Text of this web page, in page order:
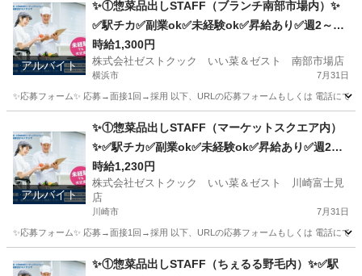
アルバイト
✨①惣菜品出しSTAFF（ブランチ南部市場内）✨
✅駅チカ✅副業ok✅未経験ok✅昇給あり✅週2～ok
✅扶養内ok
時給1,300円
株式会社ゼストクック いい菜＆ゼスト 南部市場店
横浜市 7月31日
✨応募フォーム✨ 応募→面接1回→採用 以下、URLの応募フォームもしくは 電話にて
キッチン
アルバイト
✨①惣菜品出しSTAFF（マーケットスクエア内）
✨✅駅チカ✅副業ok✅未経験ok✅昇給あり✅週2～
ok✅扶養内ok
時給1,230円
株式会社ゼストクック いい菜＆ゼスト 川崎富士見
店
川崎市 7月31日
✨応募フォーム✨ 応募→面接1回→採用 以下、URLの応募フォームもしくは 電話にて
キッチン
✨①惣菜品出しSTAFF（ちぇるる野毛内）✨✅駅